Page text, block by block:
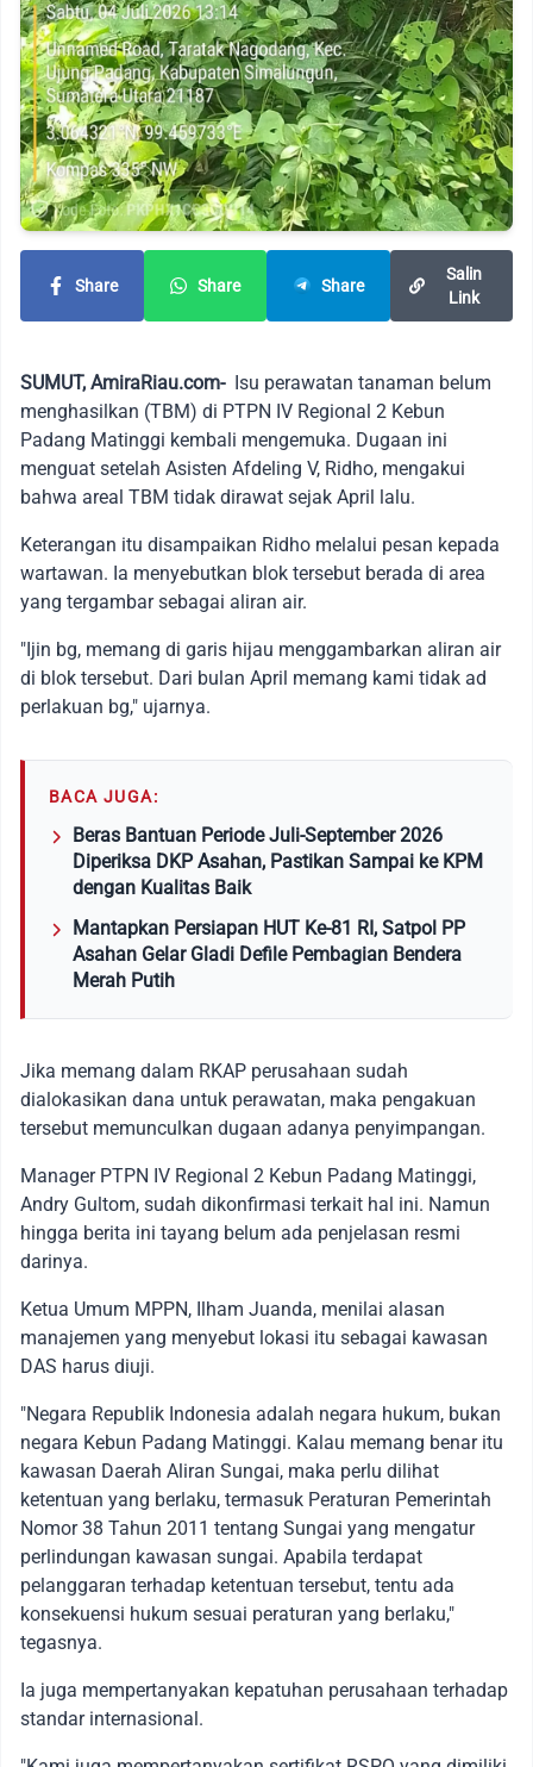
Share Share Share
Salin
Link
SUMUT, AmiraRiau.com-Isu perawatan tanaman belum
menghasilkan (TBM) di PTPN IV Regional 2 Kebun
Padang Matinggi kembali mengemuka. Dugaan ini
menguat setelah Asisten Afdeling V, Ridho, mengakui
bahwa areal TBM tidak dirawat sejak April lalu.
Keterangan itu disampaikan Ridho melalui pesan kepada
wartawan. Ia menyebutkan blok tersebut berada di area
yang tergambar sebagai aliran air.
"Ijin bg, memang di garis hijau menggambarkan aliran air
di blok tersebut. Dari bulan April memang kami tidak ad
perlakuan bg," ujarnya.
BACA JUGA:
Beras Bantuan Periode Juli-September 2026
Diperiksa DKP Asahan, Pastikan Sampai ke KPM
dengan Kualitas Baik
Mantapkan Persiapan HUT Ke-81 RI, Satpol PP
Asahan Gelar Gladi Defile Pembagian Bendera
Merah Putih
Jika memang dalam RKAP perusahaan sudah
dialokasikan dana untuk perawatan, maka pengakuan
tersebut memunculkan dugaan adanya penyimpangan.
Manager PTPN IV Regional 2 Kebun Padang Matinggi,
Andry Gultom, sudah dikonfirmasi terkait hal ini. Namun
hingga berita ini tayang belum ada penjelasan resmi
darinya.
Ketua Umum MPPN, Ilham Juanda, menilai alasan
manajemen yang menyebut lokasi itu sebagai kawasan
DAS harus diuji.
"Negara Republik Indonesia adalah negara hukum, bukan
negara Kebun Padang Matinggi. Kalau memang benar itu
kawasan Daerah Aliran Sungai, maka perlu dilihat
ketentuan yang berlaku, termasuk Peraturan Pemerintah
Nomor 38 Tahun 2011 tentang Sungai yang mengatur
perlindungan kawasan sungai. Apabila terdapat
pelanggaran terhadap ketentuan tersebut, tentu ada
konsekuensi hukum sesuai peraturan yang berlaku,"
tegasnya.
Ia juga mempertanyakan kepatuhan perusahaan terhadap
standar internasional.